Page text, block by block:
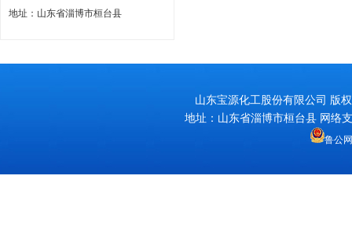
地址：山东省淄博市桓台县
山东宝源化工股份有限公司 版
地址：山东省淄博市桓台县 网络
鲁公